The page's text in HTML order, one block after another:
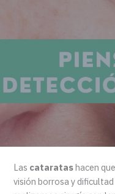
Las cataratashacen
visión borrosa y dificultad